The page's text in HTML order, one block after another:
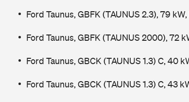
Ford Taunus, GBFK (TAUNUS 2.3), 79
Ford Taunus, GBFK (TAUNUS 2000), 72
Ford Taunus, GBCK (TAUNUS 1.3) C, 40
Ford Taunus, GBCK (TAUNUS 1.3) C, 43